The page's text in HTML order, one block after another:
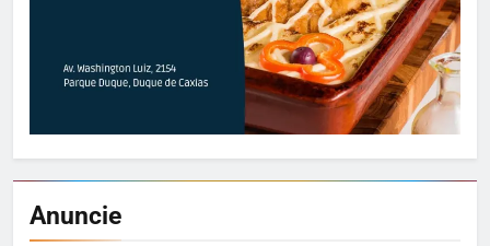
Anuncie